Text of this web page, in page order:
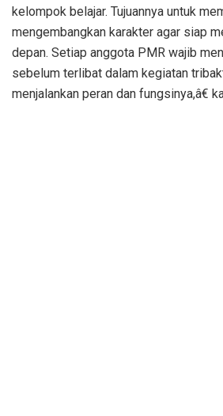
kelompok belajar. Tujuannya untuk
mengembangkan karakter agar siap
depan. Setiap anggota PMR wajib
sebelum terlibat dalam kegiatan
menjalankan peran dan fungsinya,â€